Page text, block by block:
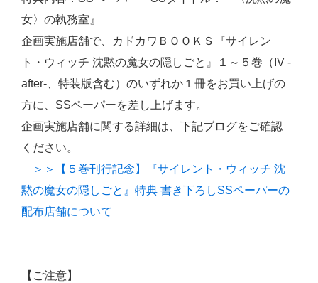
女〉の執務室』
企画実施店舗で、カドカワＢＯＯＫＳ『サイレン
ト・ウィッチ 沈黙の魔女の隠しごと』１～５巻（IV -
after-、特装版含む）のいずれか１冊をお買い上げの
方に、SSペーパーを差し上げます。
企画実施店舗に関する詳細は、下記ブログをご確認
ください。
＞＞【５巻刊行記念】『サイレント・ウィッチ 沈
黙の魔女の隠しごと』特典 書き下ろしSSペーパーの
配布店舗について
【ご注意】